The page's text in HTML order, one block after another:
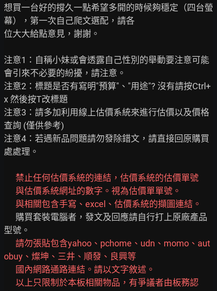
想買一台好的撐久一點希望多開的時候夠穩定（四台螢
幕），第一次自己爬文選配，請各
位大大給點意見，謝謝。
注意1：自稱小妹或會透露自己性別的舉動要注意可能
會引來不必要的紛擾，請注意。
注意2：標題是否有寫明"預算"、"用途"? 沒有請按Ctrl+
x 然後按T改標題
注意3：請多加利用線上估價系統來進行估價以及價格
查詢 (僅供參考)
注意4：若遇新品問題請勿發除錯文，請直接回原購買
處處理。
禁止任何估價系統的連結，估價系統的估價單號
      與估價系統網址的數字。視為估價單單號。
與相關包含手寫、excel、估價系統的擷圖連結。
型號。
請勿張貼包含yahoo、pchome、udn、momo、aut
obuy、燦坤、三井、順發、良興等
國內網路通路連結。請以文字敘述。
以上只限制於本板相關物品，有爭議者由板務認